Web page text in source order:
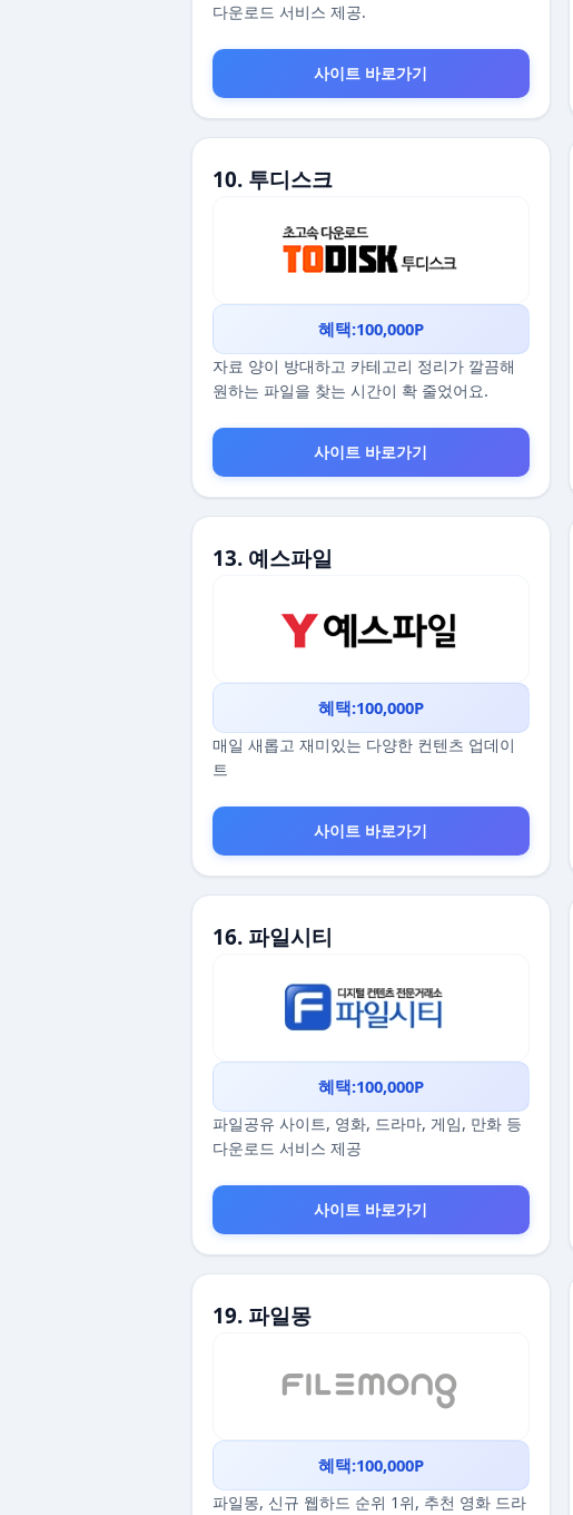
다운로드 서비스 제공.
사이트 바로가기
10. 투디스크
혜택:100,000P
자료 양이 방대하고 카테고리 정리가 깔끔해
원하는 파일을 찾는 시간이 확 줄었어요.
사이트 바로가기
13. 예스파일
혜택:100,000P
매일 새롭고 재미있는 다양한 컨텐츠 업데이
트
사이트 바로가기
16. 파일시티
혜택:100,000P
파일공유 사이트, 영화, 드라마, 게임, 만화 등
다운로드 서비스 제공
사이트 바로가기
19. 파일몽
혜택:100,000P
파일몽, 신규 웹하드 순위 1위, 추천 영화 드라